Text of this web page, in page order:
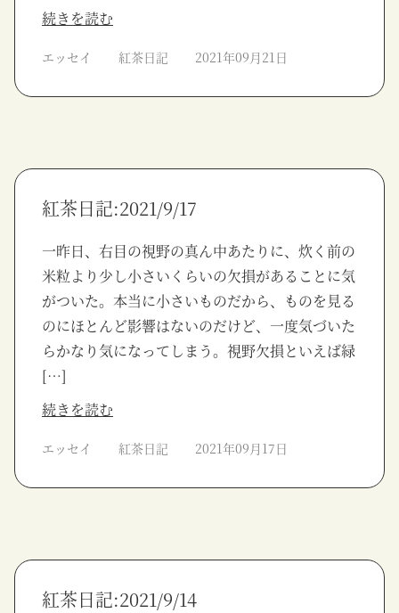
続きを読む
エッセイ 紅茶日記 2021年09月21日
紅茶日記:2021/9/17
一昨日、右目の視野の真ん中あたりに、炊く前の
米粒より少し小さいくらいの欠損があることに気
がついた。本当に小さいものだから、ものを見る
のにほとんど影響はないのだけど、一度気づいた
らかなり気になってしまう。視野欠損といえば緑
[…]
続きを読む
エッセイ 紅茶日記 2021年09月17日
紅茶日記:2021/9/14